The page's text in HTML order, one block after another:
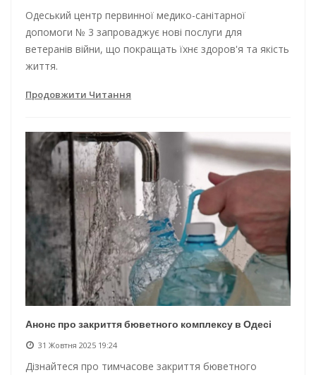
Одеський центр первинної медико-санітарної
допомоги № 3 запроваджує нові послуги для
ветеранів війни, що покращать їхнє здоров'я та якість
життя.
Продовжити Читання
Анонс про закриття бюветного комплексу в Одесі
31 Жовтня 2025 19:24
Дізнайтеся про тимчасове закриття бюветного